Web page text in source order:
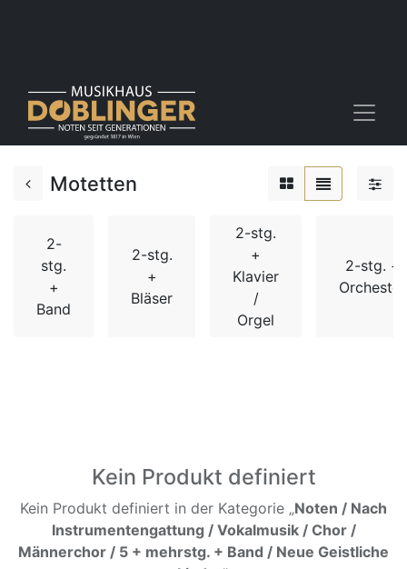
Motetten
2-
stg.
+
Band
2-stg.
+
Bläser
2-stg.
+
Klavier
/
Orgel
2-stg. +
Orchester
Kein Produkt definiert
Kein Produkt definiert in der Kategorie „Noten / Nach
Instrumentengattung / Vokalmusik / Chor /
Männerchor / 5 + mehrstg. + Band / Neue Geistliche